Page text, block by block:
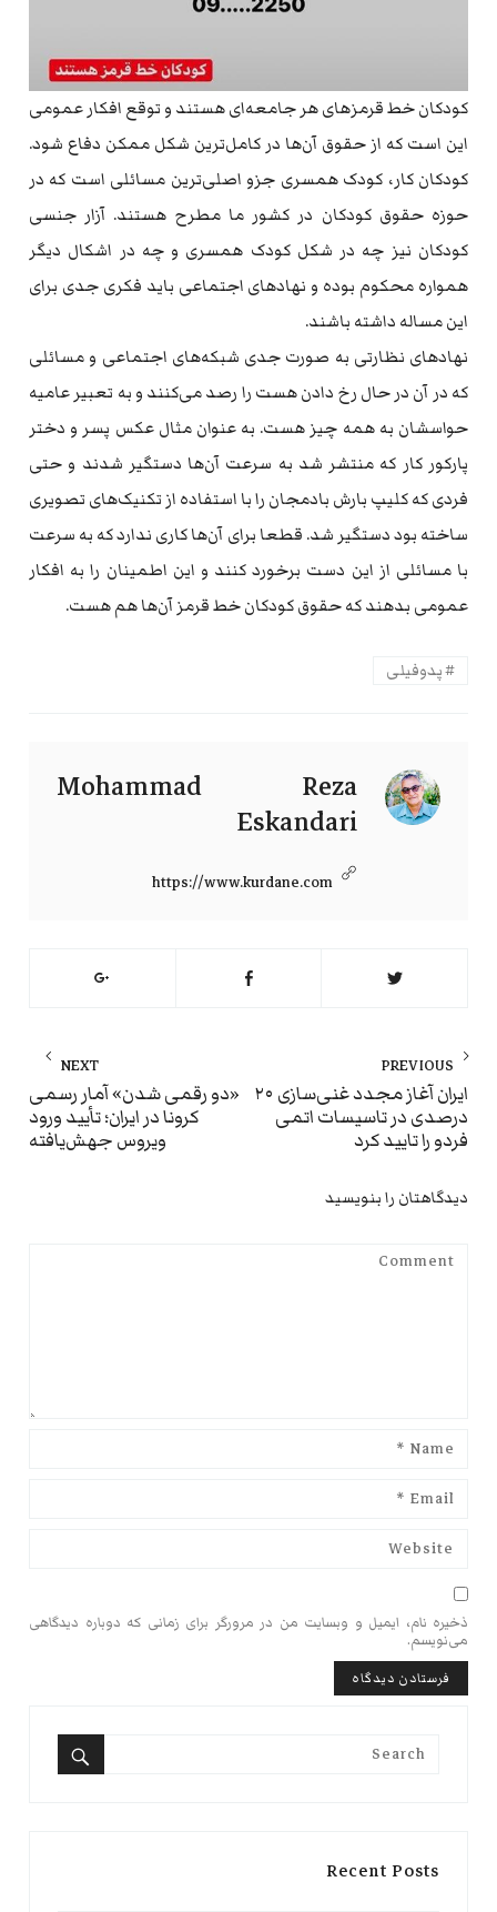
کودکان خط قرمز‌های هر جامعه‌ای هستند و توقع افکار عمومی
این است که از حقوق آن‌ها در کامل‌ترین شکل ممکن دفاع شود.
کودکان کار، کودک همسری جزو اصلی‌ترین مسائلی است که در
حوزه حقوق کودکان در کشور ما مطرح هستند. آزار جنسی
کودکان نیز چه در شکل کودک همسری و چه در اشکال دیگر
همواره محکوم بوده و نهاد‌های اجتماعی باید فکری جدی برای
این مساله داشته باشند.
نهاد‌های نظارتی به صورت جدی شبکه‌های اجتماعی و مسائلی
که در آن در حال رخ دادن هست را رصد می‌کنند و به تعبیر عامیه
حواسشان به همه چیز هست. به عنوان مثال عکس پسر و دختر
پارکور کار که منتشر شد به سرعت آن‌ها دستگیر شدند و حتی
فردی که کلیپ بارش بادمجان را با استفاده از تکنیک‌های تصویری
ساخته بود دستگیر شد. قطعا برای آن‌ها کاری ندارد که به سرعت
با مسائلی از این دست برخورد کنند و این اطمینان را به افکار
عمومی بدهند که حقوق کودکان خط قرمز آن‌ها هم هست.
پدوفیلی
Mohammad Reza
Eskandari
https://www.kurdane.com
راهبری
نوشته
PREVIOUS
Previous
post:
ایران آغاز مجدد غنی‌سازی ۲۰
درصدی در تاسیسات اتمی
فردو را تایید کرد
NEXT
«دو رقمی شدن» آمار رسمی
کرونا در ایران؛ تأیید ورود
ویروس جهش‌یافته
دیدگاهتان را بنویسید
ذخیره نام، ایمیل و وبسایت من در مرورگر برای زمانی که دوباره دیدگاهی
می‌نویسم.
Search
Recent Posts